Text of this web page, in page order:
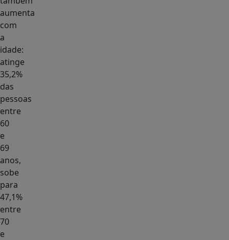
aumenta
com
a
idade:
atinge
35,2%
das
pessoas
entre
60
e
69
anos,
sobe
para
47,1%
entre
70
e